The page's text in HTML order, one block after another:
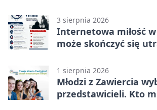
3 sierpnia 2026
Internetowa miłość
może skończyć się
1 sierpnia 2026
Młodzi z Zawiercia
przedstawicieli. Kto